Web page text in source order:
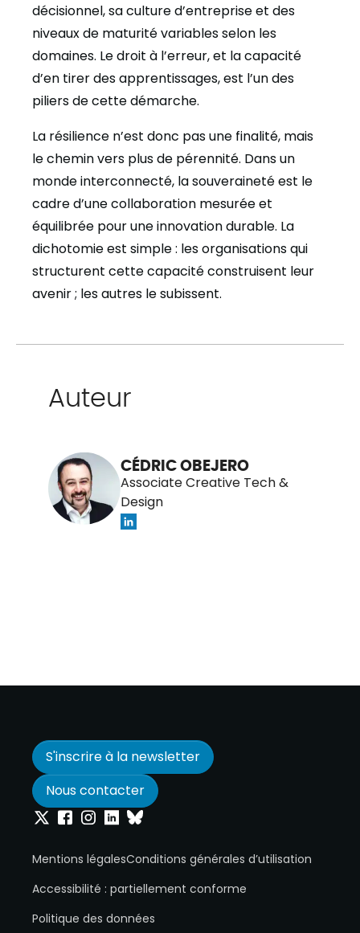
décisionnel, sa culture d’entreprise et des
niveaux de maturité variables selon les
domaines. Le droit à l’erreur, et la capacité
d’en tirer des apprentissages, est l’un des
piliers de cette démarche.
La résilience n’est donc pas une finalité, mais
le chemin vers plus de pérennité. Dans un
monde interconnecté, la souveraineté est le
cadre d’une collaboration mesurée et
équilibrée pour une innovation durable. La
dichotomie est simple : les organisations qui
structurent cette capacité construisent leur
avenir ; les autres le subissent.
Auteur
CÉDRIC OBEJERO
Associate Creative Tech &
Design
S'inscrire à la newsletter
Nous contacter
Onepoint sur Twitter
Onepoint sur Facebook
Onepoint sur Instagram
Onepoint sur Linkedin
Onepoint sur Bluesky
Mentions légalesConditions générales d’utilisation
Accessibilité : partiellement conforme
Politique des données